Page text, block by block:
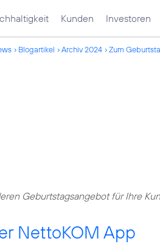
Kunden Investoren
Blogartikel Archiv 2024 Zum
Geburtstagsangebot für Ihre
NettoKOM App